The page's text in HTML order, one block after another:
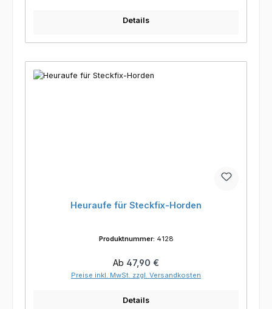
Details
Heuraufe für Steckfix-Horden
Produktnummer: 4128
Regulärer Preis:
Ab 47,90 €
Preise inkl. MwSt. zzgl. Versandkosten
Details